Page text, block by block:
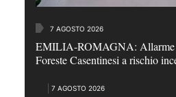
7 AGOSTO 2026
EMILIA-ROMAGNA: Allarme
Foreste Casentinesi a rischio
7 AGOSTO 2026